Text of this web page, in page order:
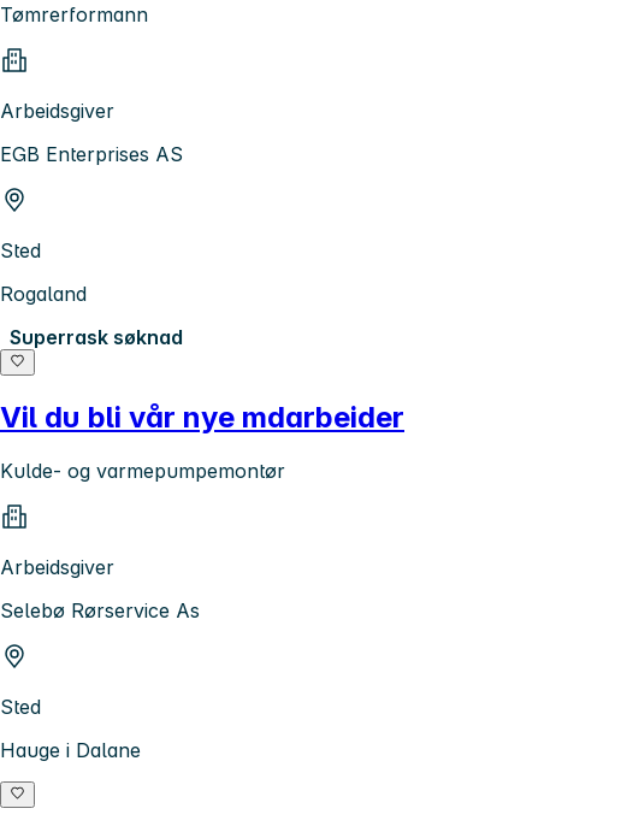
Tømrerformann
Arbeidsgiver
EGB Enterprises AS
Sted
Rogaland
Superrask søknad
Vil du bli vår nye mdarbeider
Kulde- og varmepumpemontør
Arbeidsgiver
Selebø Rørservice As
Sted
Hauge i Dalane